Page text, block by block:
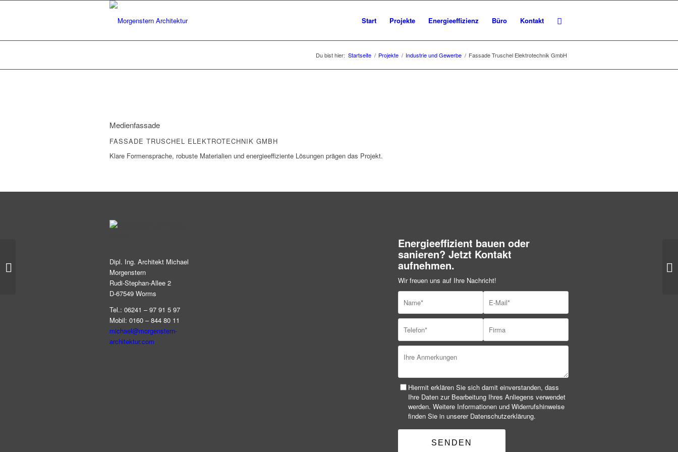
Start Projekte Energieeffizienz Büro Kontakt
Du bist hier: Startseite / Projekte / Industrie und Gewerbe / Fassade Truschel Elektrotechnik GmbH
Medienfassade
FASSADE TRUSCHEL ELEKTROTECHNIK GMBH
Klare Formensprache, robuste Materialien und energieeffiziente Lösungen prägen das Projekt.
Dipl. Ing. Architekt Michael
Morgenstern
Rudi-Stephan-Allee 2
D-67549 Worms
Tel.: 06241 – 97 91 5 97
Mobil: 0160 – 844 80 11
michael@morgenstern-
architektur.com
Energieeffizient bauen oder
sanieren? Jetzt Kontakt
aufnehmen.
Wir freuen uns auf Ihre Nachricht!
Hiermit erklären Sie sich damit einverstanden, dass
Ihre Daten zur Bearbeitung Ihres Anliegens verwendet
werden. Weitere Informationen und Widerrufshinweise
finden Sie in unserer Datenschutzerklärung.